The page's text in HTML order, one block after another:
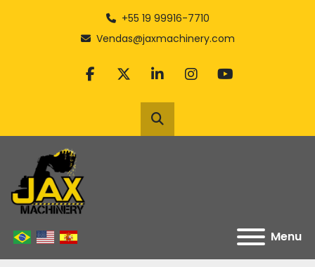
+55 19 99916-7710
Vendas@jaxmachinery.com
facebook
twitterlinkedininstagram
youtube
Pesquisar
Menu